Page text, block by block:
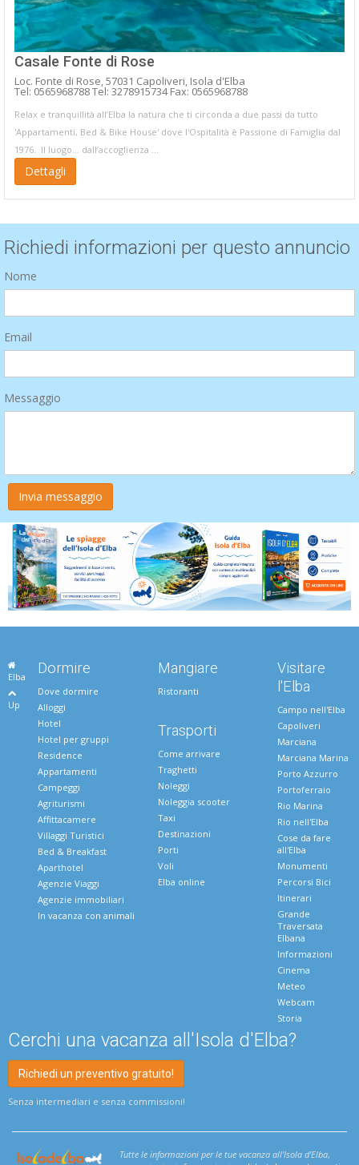
Casale Fonte di Rose
Loc. Fonte di Rose, 57031 Capoliveri, Isola d'Elba
Tel: 0565968788 Tel: 3278915734 Fax: 0565968788
Relax e tranquillità all’Elba la natura che ti circonda a due passi da tutto
'Appartamenti, Bed & Bike House' dove l'Ospitalità è Passione di Famiglia dal
1976. Il luogo... dall’accoglienza ...
Dettagli
Richiedi informazioni per questo annuncio
Nome
Email
Messaggio
Elba
Up
Dormire
Dove dormire
Alloggi
Hotel
Hotel per gruppi
Residence
Appartamenti
Campeggi
Agriturismi
Affittacamere
Villaggi Turistici
Bed & Breakfast
Aparthotel
Agenzie Viaggi
Agenzie immobiliari
In vacanza con animali
Mangiare
Ristoranti
Trasporti
Come arrivare
Traghetti
Noleggi
Noleggia scooter
Taxi
Destinazioni
Porti
Voli
Elba online
Visitare
l'Elba
Campo nell'Elba
Capoliveri
Marciana
Marciana Marina
Porto Azzurro
Portoferraio
Rio Marina
Rio nell'Elba
Cose da fare
all'Elba
Monumenti
Percorsi Bici
Itinerari
Grande
Traversata
Elbana
Informazioni
Cinema
Meteo
Webcam
Storia
Cerchi una vacanza all'Isola d'Elba?
Richiedi un preventivo gratuito!
Senza intermediari e senza commissioni!
Tutte le informazioni per le tue vacanza all'Isola d'Elba,